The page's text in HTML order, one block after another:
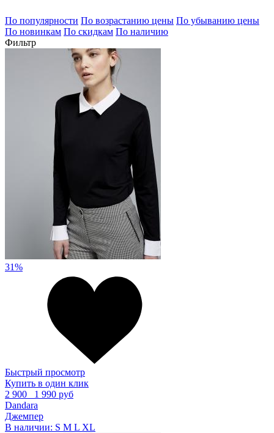
По популярности По возрастанию цены По убыванию цены
По новинкам По скидкам По наличию
Фильтр
31%
Быстрый просмотр
Купить в один клик
2 900
1 990 руб
Dandara
Джемпер
В наличии: S M L XL